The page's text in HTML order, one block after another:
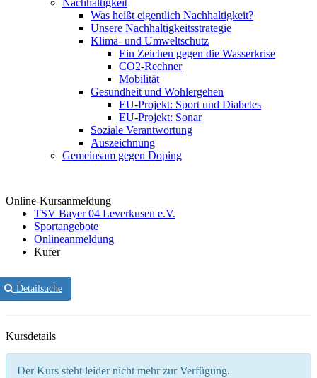
Nachhaltigkeit
Was heißt eigentlich Nachhaltigkeit?
Unsere Nachhaltigkeitsstrategie
Klima- und Umweltschutz
Ein Zeichen gegen die Wasserkrise
CO2-Rechner
Mobilität
Gesundheit und Wohlergehen
EU-Projekt: Sport und Diabetes
EU-Projekt: Sonar
Soziale Verantwortung
Auszeichnung
Gemeinsam gegen Doping
Online-Kursanmeldung
TSV Bayer 04 Leverkusen e.V.
Sportangebote
Onlineanmeldung
Kufer
Detailsuche
Kursdetails
Der Kurs steht leider nicht mehr zur Verfügung.